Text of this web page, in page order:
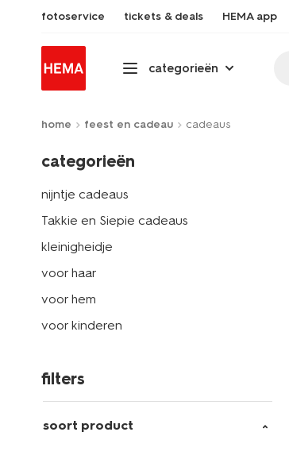
fotoservice tickets & deals HEMA app
categorieën
home feest en cadeau cadeaus
categorieën
nijntje cadeaus
Takkie en Siepie cadeaus
kleinigheidje
voor haar
voor hem
voor kinderen
filters
soort product